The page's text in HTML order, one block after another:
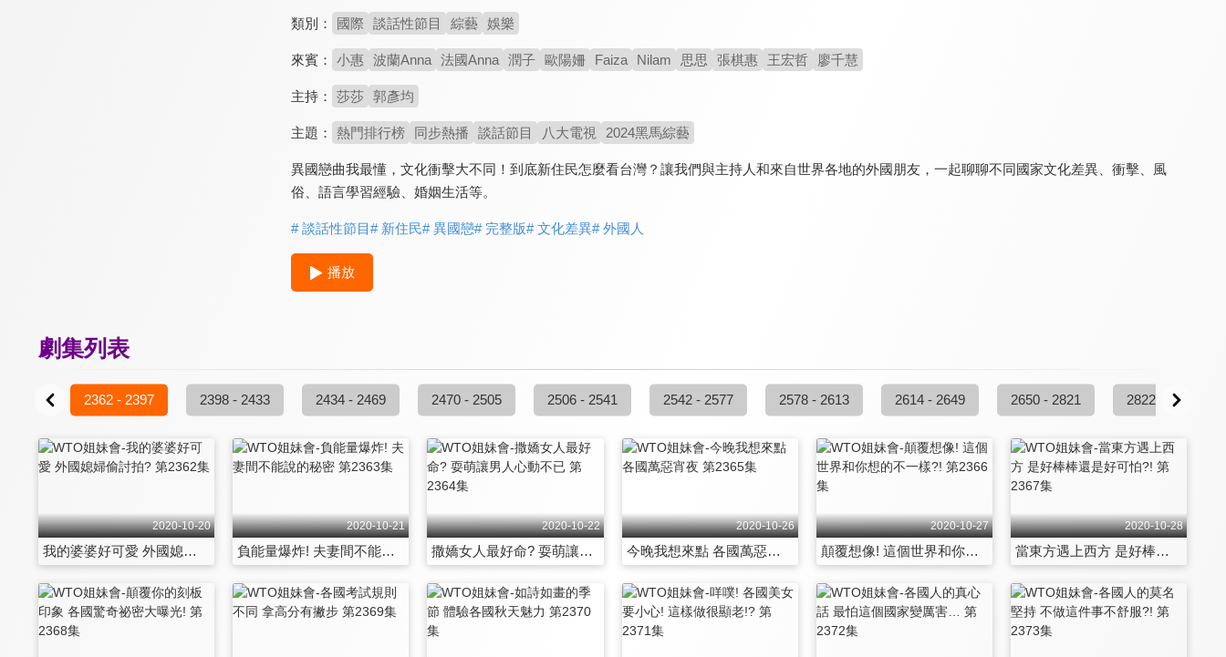
更新至第 690 集
類別： 國際 談話性節目 綜藝 娛樂
來賓： 小惠 波蘭Anna 法國Anna 潤子 歐陽姍 Faiza Nilam 思思 張棋惠 王宏哲 廖千慧
主持： 莎莎 郭彥均
主題： 熱門排行榜 同步熱播 談話節目 八大電視 2024黑馬綜藝
異國戀曲我最懂，文化衝擊大不同！到底新住民怎麼看台灣？讓我們與主持人和來自世界各地的外國朋友，一起聊聊不同國家文化差異、衝擊、風
俗、語言學習經驗、婚姻生活等。
# 談話性節目# 新住民# 異國戀# 完整版# 文化差異# 外國人
播放
劇集列表
2362 - 2397 2398 - 2433 2434 - 2469 2470 - 2505 2506 - 2541 2542 - 2577 2578 - 2613 2614 - 2649 2650 - 2821 2822 - 2857
2020-10-20
我的婆婆好可愛 外國媳婦偷討拍? 第2362集
2020-10-21
負能量爆炸! 夫妻間不能說的秘密 第2363集
2020-10-22
撒嬌女人最好命? 耍萌讓男人心動不已 第2364集
2020-10-26
今晚我想來點 各國萬惡宵夜 第2365集
2020-10-27
顛覆想像! 這個世界和你想的不一樣?! 第2366集
2020-10-28
當東方遇上西方 是好棒棒還是好可怕?! 第2367集